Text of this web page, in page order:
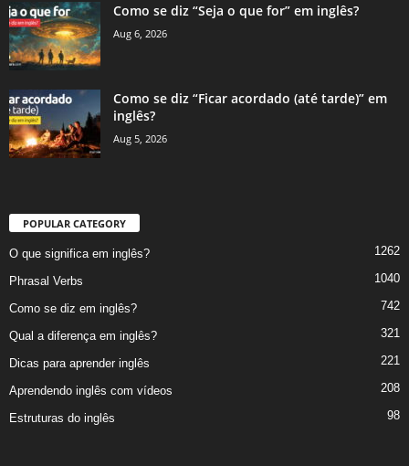
Como se diz “Seja o que for” em inglês?
Aug 6, 2026
Como se diz “Ficar acordado (até tarde)” em
inglês?
Aug 5, 2026
POPULAR CATEGORY
O que significa em inglês? 1262
Phrasal Verbs 1040
Como se diz em inglês? 742
Qual a diferença em inglês? 321
Dicas para aprender inglês 221
Aprendendo inglês com vídeos 208
Estruturas do inglês 98